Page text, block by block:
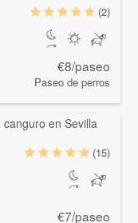
(2)
€8/paseo
Paseo de perros
(15)
€7/paseo